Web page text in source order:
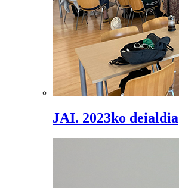
JAI. 2023ko deialdia